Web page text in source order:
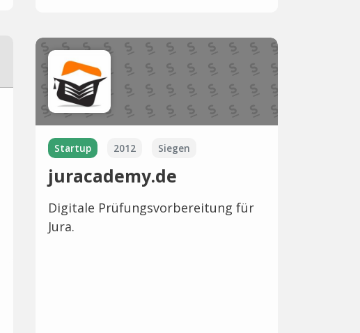
Startup 2012 Siegen
juracademy.de
Digitale Prüfungsvorbereitung für
Jura.